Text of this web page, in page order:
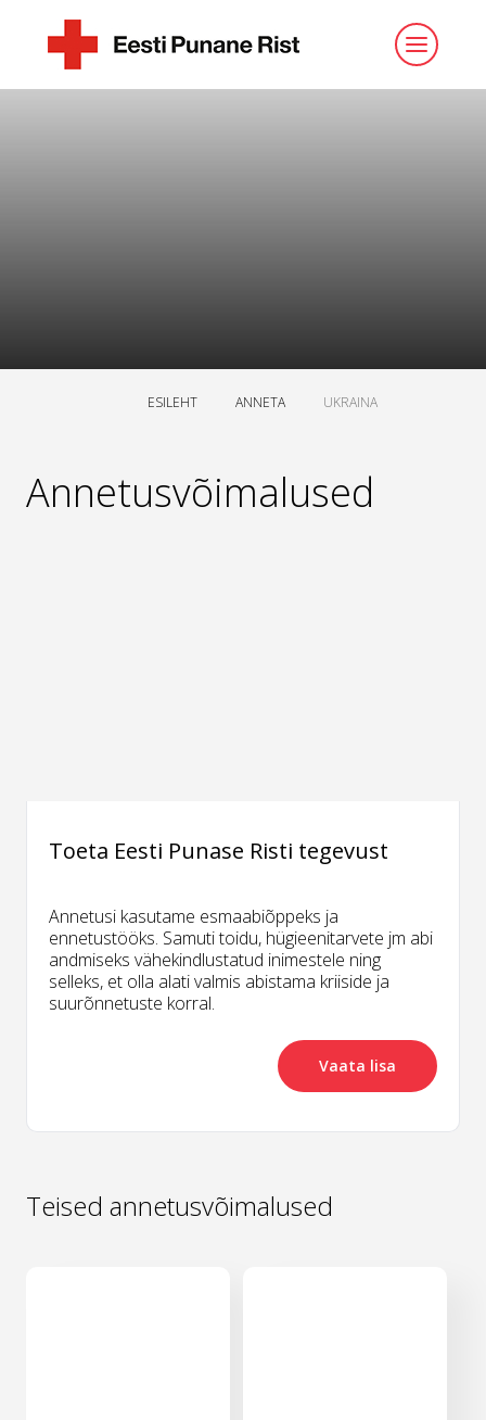
ESILEHT ANNETA UKRAINA
Annetusvõimalused
Toeta Eesti Punase Risti tegevust
Annetusi kasutame esmaabiõppeks ja
ennetustööks. Samuti toidu, hügieenitarvete jm abi
andmiseks vähekindlustatud inimestele ning
selleks, et olla alati valmis abistama kriiside ja
suurõnnetuste korral.
Vaata lisa
Teised annetusvõimalused